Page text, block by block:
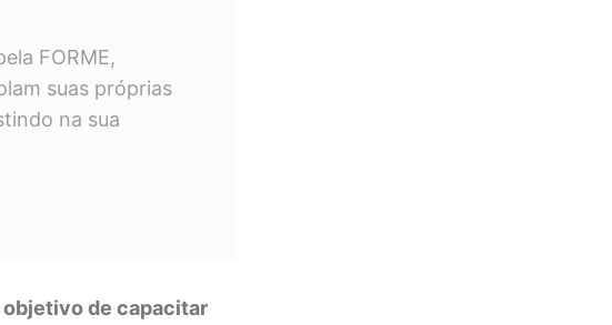
FORME,
suas próprias
na sua
objetivo de capacitar